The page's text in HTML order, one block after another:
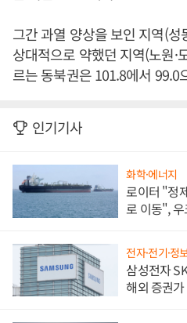
그간 과열 양상을 보인 지역(성
상대적으로 약했던 지역(노원·
르는 동북권은 101.8에서 99.0
인기기사
화학·에너지
로이터 "정
로 이동",
전자·전기·정
삼성전자
해외 증권